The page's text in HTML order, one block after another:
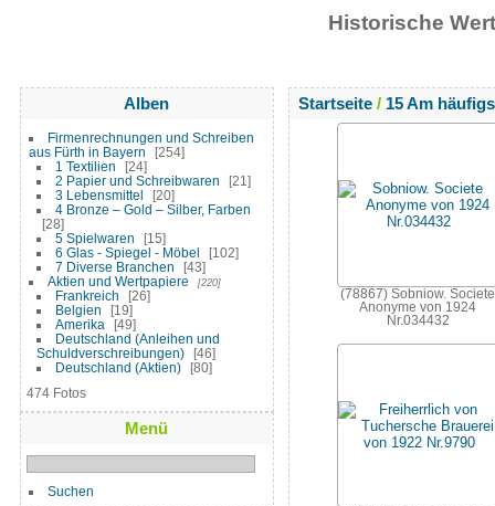
Historische
Alben
Firmenrechnungen und Schreiben
aus Fürth in Bayern
254
1 Textilien
24
2 Papier und Schreibwaren
21
3 Lebensmittel
20
4 Bronze – Gold – Silber, Farben
28
5 Spielwaren
15
6 Glas - Spiegel - Möbel
102
7 Diverse Branchen
43
Aktien und Wertpapiere
220
Frankreich
26
Belgien
19
Amerika
49
Deutschland (Anleihen und
Schuldverschreibungen)
46
Deutschland (Aktien)
80
474 Fotos
Menü
Suchen
Startseite/ 15 Am
(78867) Sobniow. Societe
Anonyme von 1924
Nr.034432